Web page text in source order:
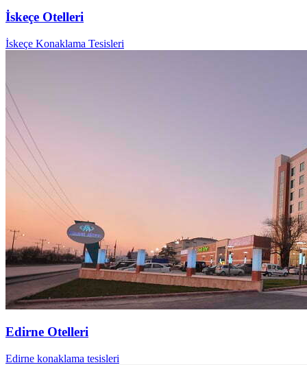
İskeçe Otelleri
İskeçe Konaklama Tesisleri
Edirne Otelleri
Edirne konaklama tesisleri